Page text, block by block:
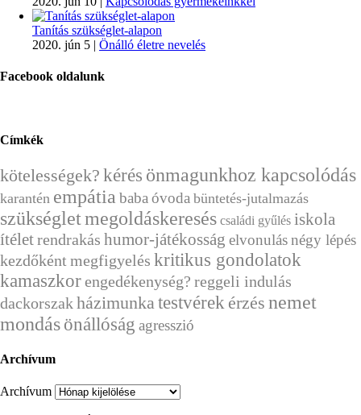
Tanítás szükséglet-alapon
2020. jún 5 | Önálló életre nevelés
Facebook oldalunk
Címkék
kötelességek? kérés önmagunkhoz kapcsolódás
karantén empátia baba óvoda büntetés-jutalmazás
szükségletmegoldáskeresés családi gyűlés iskola
ítéletrendrakás humor-játékosság elvonulásnégy lépés
kezdőként megfigyelés kritikus gondolatok
kamaszkorengedékenység? reggeli indulás
dackorszakházimunka testvérek érzés nemet
mondásönállóság agresszió
Archívum
Archívum